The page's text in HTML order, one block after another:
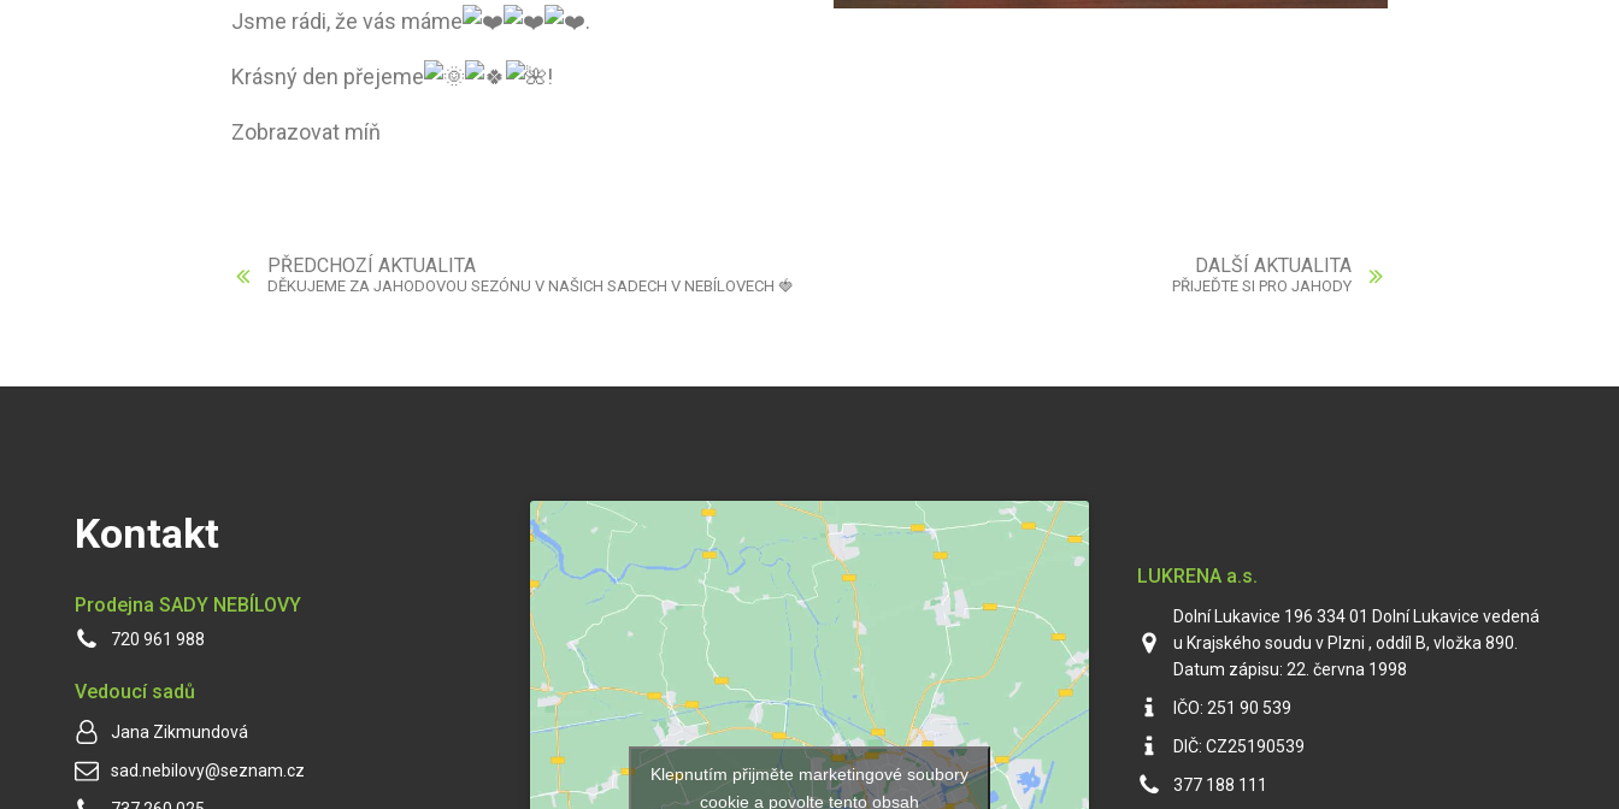
Jsme rádi, že vás máme .
Krásný den přejeme !
Zobrazovat míň
PŘEDCHOZÍ AKTUALITA
DĚKUJEME ZA JAHODOVOU SEZÓNU V NAŠICH SADECH V NEBÍLOVECH 🍓
DALŠÍ AKTUALITA
PŘIJEĎTE SI PRO JAHODY
Kontakt
Prodejna SADY NEBÍLOVY
720 961 988
Vedoucí sadů
Jana Zikmundová
sad.nebilovy@seznam.cz
Klepnutím přijměte marketingové soubory
cookie a povolte tento obsah
LUKRENA a.s.
Dolní Lukavice 196 334 01 Dolní Lukavice vedená
u Krajského soudu v Plzni , oddíl B, vložka 890.
Datum zápisu: 22. června 1998
IČO: 251 90 539
DIČ: CZ25190539
377 188 111